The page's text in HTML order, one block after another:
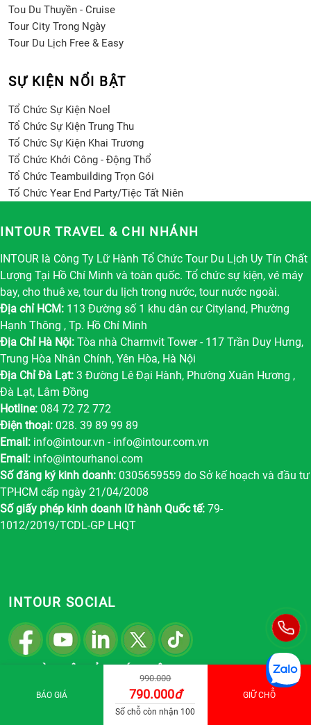
BÁO GIÁ
990.000
790.000đ
Số chỗ còn nhận 100
GIỮ CHỖ
Tou Du Thuyền - Cruise
Tour City Trong Ngày
Tour Du Lịch Free & Easy
SỰ KIỆN NỔI BẬT
Tổ Chức Sự Kiện Noel
Tổ Chức Sự Kiện Trung Thu
Tổ Chức Sự Kiện Khai Trương
Tổ Chức Khởi Công - Động Thổ
Tổ Chức Teambuilding Trọn Gói
Tổ Chức Year End Party/Tiệc Tất Niên
INTOUR TRAVEL & CHI NHÁNH
INTOUR là Công Ty Lữ Hành Tổ Chức Tour Du Lịch Uy Tín Chất
Lượng Tại Hồ Chí Minh và toàn quốc. Tổ chức sự kiện, vé máy
bay, cho thuê xe, tour du lịch trong nước, tour nước ngoài.
Địa chỉ HCM: 113 Đường số 1 khu dân cư Cityland, Phường
Hạnh Thông , Tp. Hồ Chí Minh
Địa Chỉ Hà Nội: Tòa nhà Charmvit Tower - 117 Trần Duy Hưng,
Trung Hòa Nhân Chính, Yên Hòa, Hà Nội
Địa Chỉ Đà Lạt: 3 Đường Lê Đại Hành, Phường Xuân Hương ,
Đà Lạt, Lâm Đồng
Hotline: 084 72 72 772
Điện thoại: 028. 39 89 99 89
Email: info@intour.vn - info@intour.com.vn
Email: info@intourhanoi.com
Số đăng ký kinh doanh: 0305659559 do Sở kế hoạch và đầu tư
TPHCM cấp ngày 21/04/2008
Số giấy phép kinh doanh lữ hành Quốc tế: 79-
1012/2019/TCDL-GP LHQT
INTOUR SOCIAL
Thứ 2 - 6:8h – 12h00 ; 1h15 – 5h15.